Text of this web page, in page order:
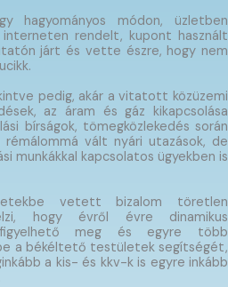
hagyományos módon, üzletben
rendelt, kupont használt
járt és vette észre, hogy nem
pedig, akár a vitatott közüzemi
az áram és gáz kikapcsolása
bírságok, tömegközlekedés során
vált nyári utazások, de
munkákkal kapcsolatos ügyekben is
vetett bizalom töretlen
hogy évről évre dinamikus
figyelhető meg és egyre több
a békéltető testületek segítségét,
a kis- és kkv-k is egyre inkább